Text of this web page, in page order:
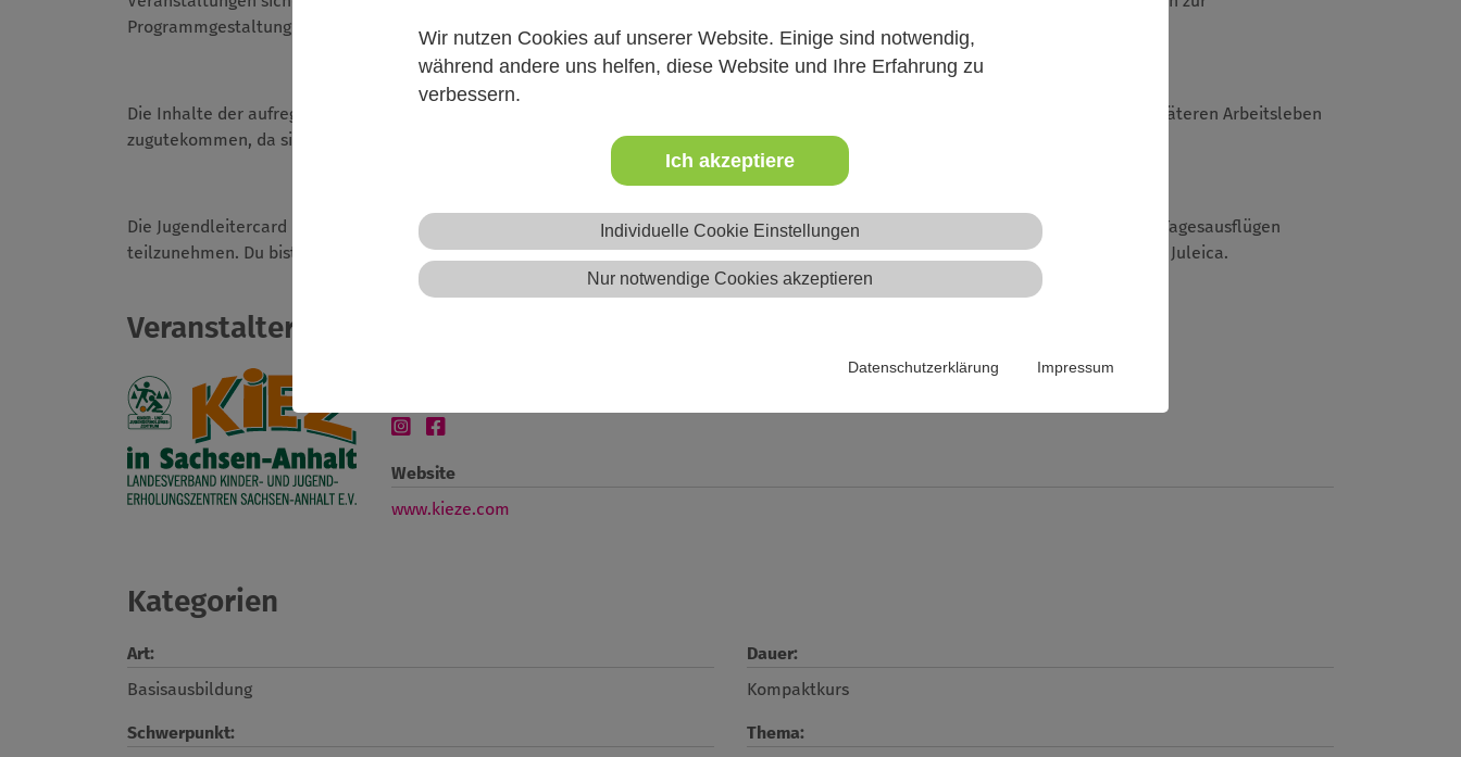
Wir nutzen Cookies auf unserer Website. Einige sind notwendig,
während andere uns helfen, diese Website und Ihre Erfahrung zu
verbessern.
Ich akzeptiere
Individuelle Cookie Einstellungen
Nur notwendige Cookies akzeptieren
Datenschutzerklärung Impressum
Programmgestaltung und Aufrechterhaltung der Gruppendynamik an und triffst erste Kontakte zur Vernetzung.
Die Inhalte der aufregenden und interaktiven Workshops, welche sich über vier bis sechs Tage verteilen, können dir auch in deinem späteren Arbeitsleben
zugutekommen, da sie deine Attraktivität für Ausbildungen und Studien erhöhen kann.
Die Jugendleitercard bildet eine gesetzliche Grundlage für den freiwilligen Dienst und berechtigt dich beispielsweise, als Betreuer an Tagesausflügen
teilzunehmen. Du bist ab 14 Jahren berechtigt, an der Schulung zertifiziert teilzunehmen. Ab 16 erhältst du dann deine personalisierte Juleica.
Veranstalter*in
Landesverband Kinder- und Jugenderholungszentren Sachsen-Anhalt e.V. (KIEZ)
Website
www.kieze.com
Kategorien
Art:
Basisausbildung
Dauer:
Kompaktkurs
Schwerpunkt:
Thema: